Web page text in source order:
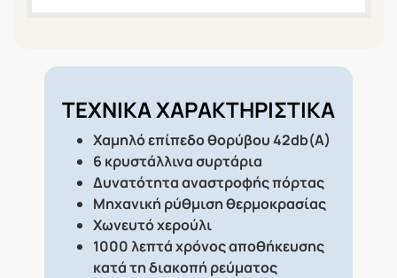
ΤΕΧΝΙΚΑ ΧΑΡΑΚΤΗΡΙΣΤΙΚΑ
Χαμηλό επίπεδο θορύβου 42db(A)
6 κρυστάλλινα συρτάρια
Δυνατότητα αναστροφής πόρτας
Μηχανική ρύθμιση θερμοκρασίας
Χωνευτό χερούλι
1000 λεπτά χρόνος αποθήκευσης
κατά τη διακοπή ρεύματος